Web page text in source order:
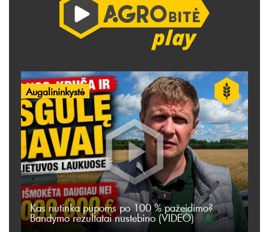
Augalininkystė
Kas nutinka pupoms po 100 % pažeidimo?
Bandymo rezultatai nustebino (VIDEO)